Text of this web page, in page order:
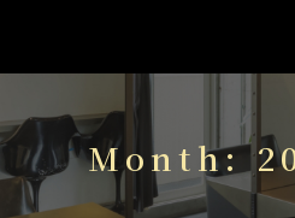
Month: